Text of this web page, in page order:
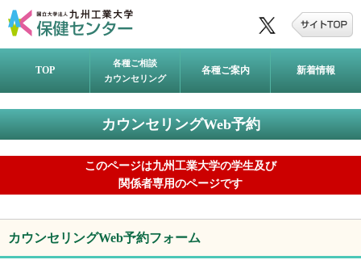
TOP
各種ご相談
カウンセリング
各種ご案内 新着情報
カウンセリングWeb予約
このページは九州工業大学の学生及び
関係者専用のページです
カウンセリングWeb予約フォーム